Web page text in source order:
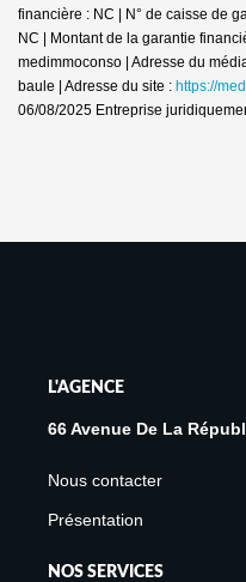
financière : NC | N° de caisse de
NC | Montant de la garantie
medimmoconso | Adresse du
baule | Adresse du site : https://
06/08/2025 Entreprise
L'AGENCE
66 Avenue De La
Nous contacter
Présentation
NOS SERVICES